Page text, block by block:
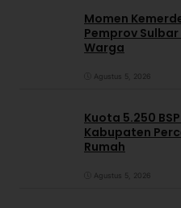
Momen
Pemprov
Warga
Agustus 5, 2026
Kuota 5.250
Kabupaten
Rumah
Agustus 5, 2026